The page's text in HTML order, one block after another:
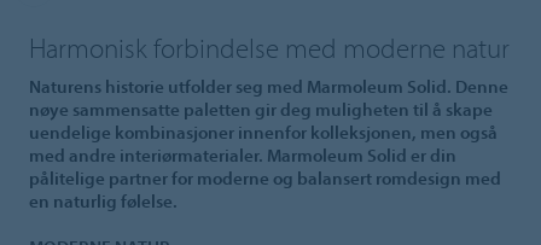
Harmonisk forbindelse med moderne natur
Naturens historie utfolder seg med Marmoleum Solid. Denne
nøye sammensatte paletten gir deg muligheten til å skape
uendelige kombinasjoner innenfor kolleksjonen, men også
med andre interiørmaterialer. Marmoleum Solid er din
pålitelige partner for moderne og balansert romdesign med
en naturlig følelse.